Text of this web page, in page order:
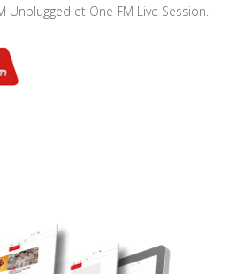
Unplugged et One FM Live Session.